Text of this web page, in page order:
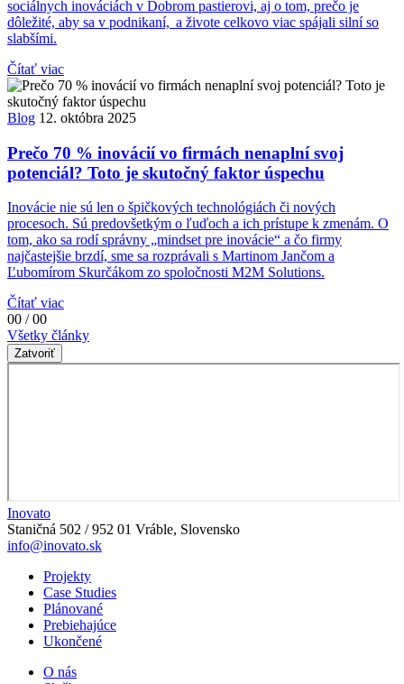
sociálnych inováciách v Dobrom pastierovi, aj o tom, prečo je
dôležité, aby sa v podnikaní, a živote celkovo viac spájali silní so
slabšími.
Čítať viac
Blog 12. októbra 2025
Prečo 70 % inovácií vo firmách nenaplní svoj
potenciál? Toto je skutočný faktor úspechu
Inovácie nie sú len o špičkových technológiách či nových
procesoch. Sú predovšetkým o ľuďoch a ich prístupe k zmenám. O
tom, ako sa rodí správny „mindset pre inovácie“ a čo firmy
najčastejšie brzdí, sme sa rozprávali s Martinom Jančom a
Ľubomírom Skurčákom zo spoločnosti M2M Solutions.
Čítať viac
00 / 00
Všetky články
Zatvoriť
Inovato
Staničná 502 / 952 01 Vráble, Slovensko
info@inovato.sk
Projekty
Case Studies
Plánované
Prebiehajúce
Ukončené
O nás